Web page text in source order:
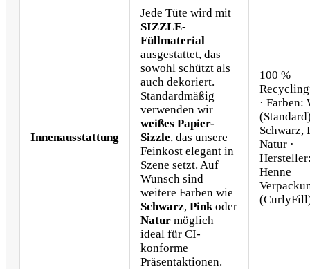
Innenausstattung
Jede Tüte wird mit
SIZZLE-
Füllmaterial
ausgestattet, das
sowohl schützt als
auch dekoriert.
Standardmäßig
verwenden wir
weißes Papier-
Sizzle, das unsere
Feinkost elegant in
Szene setzt. Auf
Wunsch sind
weitere Farben wie
Schwarz, Pink oder
Natur möglich –
ideal für CI-
konforme
Präsentaktionen.
100 %
· Farben:
Schwarz,
Natur ·
Henne